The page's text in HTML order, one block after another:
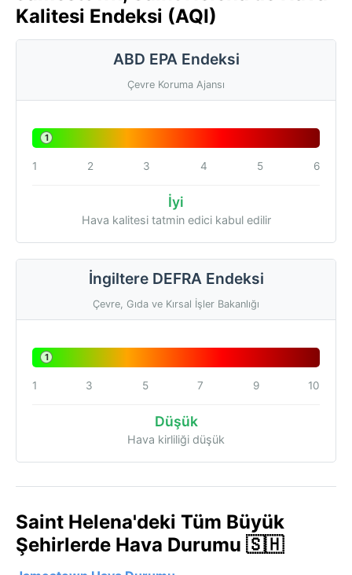
Kalitesi Endeksi (AQI)
ABD EPA Endeksi
Çevre Koruma Ajansı
1
1 2 3 4 5 6
İyi
Hava kalitesi tatmin edici kabul edilir
İngiltere DEFRA Endeksi
Çevre, Gıda ve Kırsal İşler Bakanlığı
1
1 3 5 7 9 10
Düşük
Hava kirliliği düşük
Saint Helena'deki Tüm Büyük
Şehirlerde Hava Durumu 🇸🇭